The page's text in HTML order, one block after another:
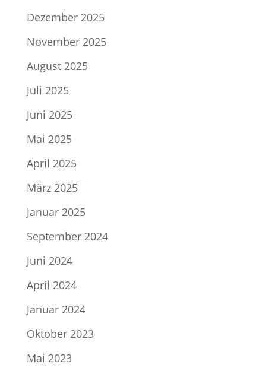
Dezember 2025
November 2025
August 2025
Juli 2025
Juni 2025
Mai 2025
April 2025
März 2025
Januar 2025
September 2024
Juni 2024
April 2024
Januar 2024
Oktober 2023
Mai 2023